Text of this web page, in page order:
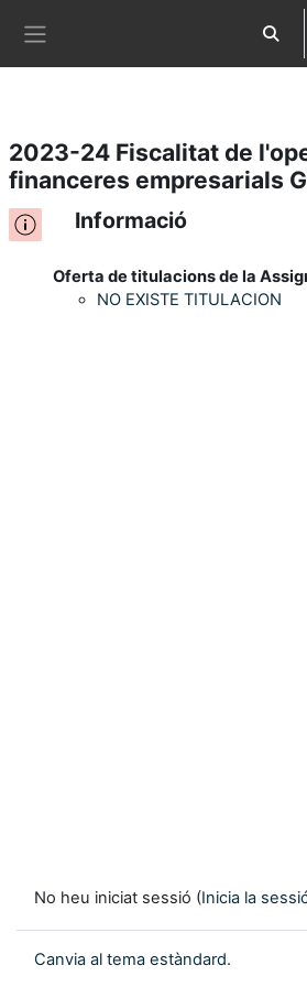
Ves al contingut principal
2023-24 Fiscalitat de
financeres empresarials
Informació
Oferta de titulacions de la
NO EXISTE TITULACION
No heu iniciat sessió (Inicia la
Canvia al tema estàndard.